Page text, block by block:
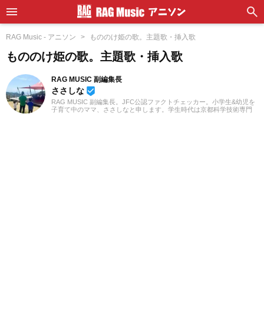
RAG Music - アニソン もののけ姫の歌。主題歌・挿入歌
もののけ姫の歌。主題歌・挿入歌
RAG MUSIC 副編集長
ささしな beenhere
RAG MUSIC 副編集長。JFC公認ファクトチェッカー。小学生&幼児を
子育て中のママ、ささしなと申します。学生時代は京都科学技術専門